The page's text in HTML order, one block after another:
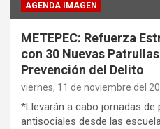
AGENDA IMAGEN
METEPEC: Refuerza
con 30 Nuevas
Prevención del Delito
viernes, 11 de noviembre del
*Llevarán a cabo jornadas
antisociales desde las